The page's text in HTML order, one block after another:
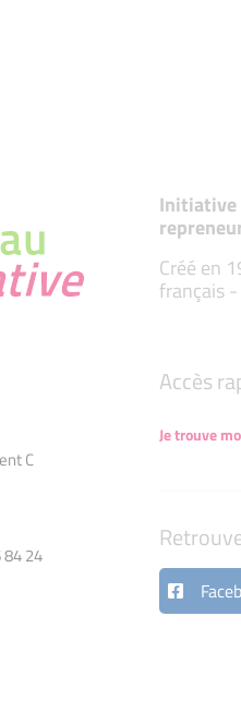
Initiative
Créé en
français
C
84 24
Accès
Je trouve